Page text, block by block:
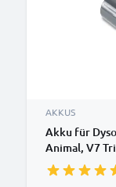
AKKUS
Akku für
Animal, V7
SV11 Type
von